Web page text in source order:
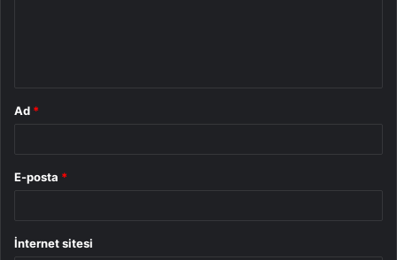
Ad *
E-posta *
İnternet sitesi